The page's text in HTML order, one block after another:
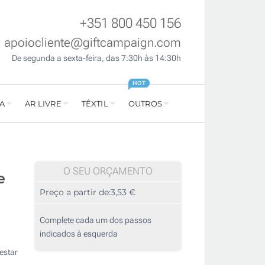
+351 800 450 156
apoiocliente@giftcampaign.com
De segunda a sexta-feira, das 7:30h às 14:30h
AR LIVRE TÊXTIL OUTROS
HOT
O SEU ORÇAMENTO
Preço a partir de:3,53 €
Complete cada um dos passos
indicados à esquerda